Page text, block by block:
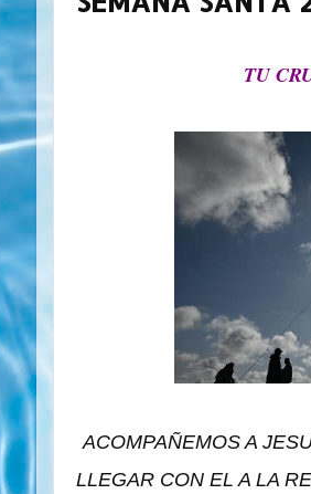
TU
ACOMPAÑEMOS A
LLEGAR CON EL A LA